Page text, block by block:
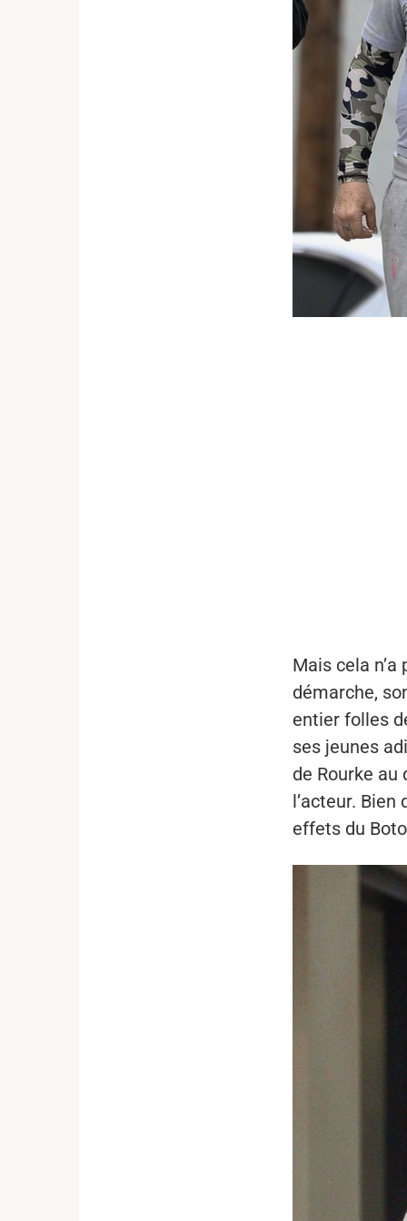
Mais cela
démarche,
entier folles
ses jeunes
de Rourke au
l’acteur. Bien
effets du